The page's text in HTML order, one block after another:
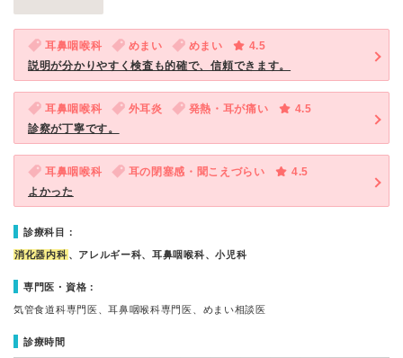
耳鼻咽喉科 めまい めまい
4.5
説明が分かりやすく検査も的確で、信頼できます。
耳鼻咽喉科 外耳炎 発熱・耳が痛い
4.5
診察が丁寧です。
耳鼻咽喉科 耳の閉塞感・聞こえづらい
4.5
よかった
診療科目：
消化器内科 、アレルギー科、耳鼻咽喉科、小児科
専門医・資格：
気管食道科専門医、耳鼻咽喉科専門医、めまい相談医
診療時間